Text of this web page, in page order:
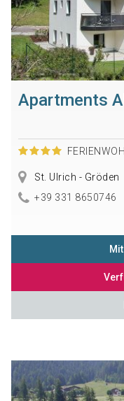
Apartments
St. Ulrich - Gröden
+39 331 8650746